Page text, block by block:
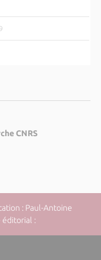
CNRS
: Paul-Antoine
: